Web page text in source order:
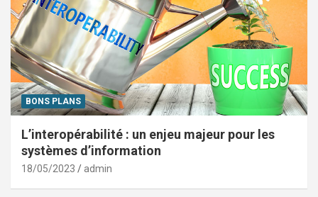
BONS PLANS
L’interopérabilité : un enjeu majeur pour les
systèmes d’information
18/05/2023 admin